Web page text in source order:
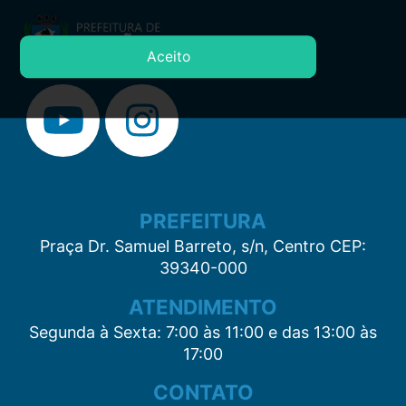
PREFEITURA
Praça Dr. Samuel Barreto, s/n, Centro CEP:
39340-000
ATENDIMENTO
Segunda à Sexta: 7:00 às 11:00 e das 13:00 às
17:00
CONTATO
Aceito